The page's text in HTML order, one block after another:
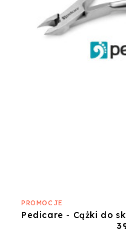
PROMOCJE
Pedicare - Cążki do